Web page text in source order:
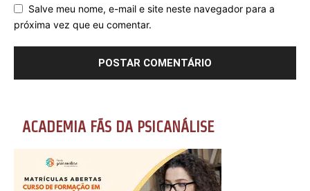
Salve meu nome, e-mail e site neste navegador para a
próxima vez que eu comentar.
ACADEMIA FÃS DA PSICANÁLISE